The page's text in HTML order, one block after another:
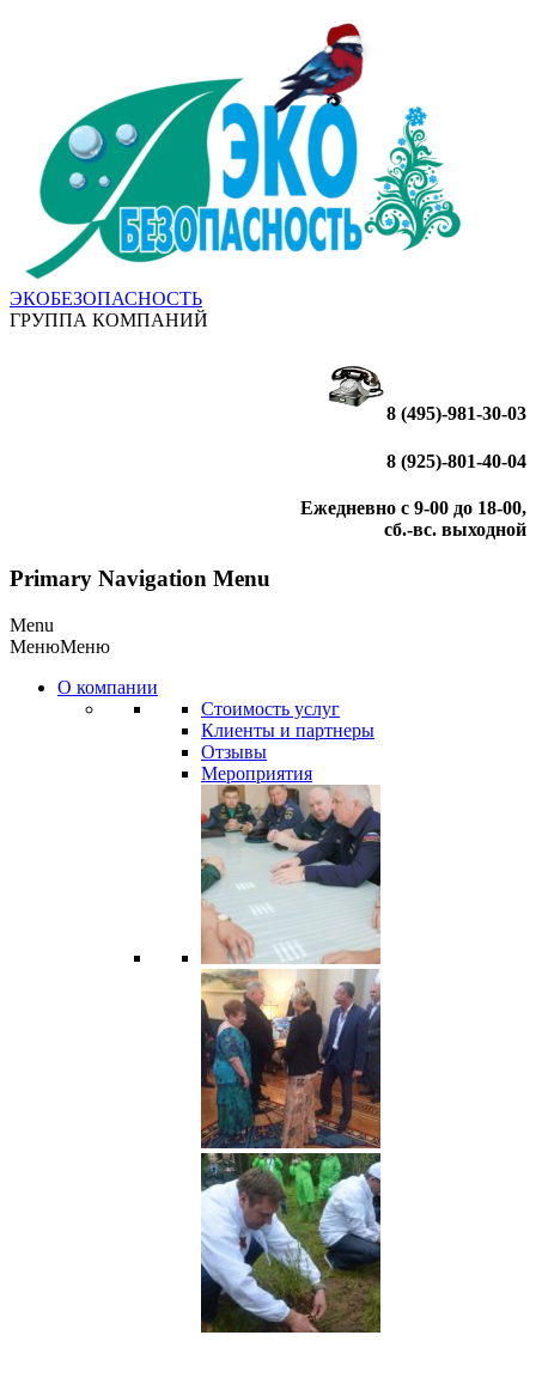
ЭКОБЕЗОПАСНОСТЬ
ГРУППА КОМПАНИЙ
8 (495)-981-30-03
8 (925)-801-40-04
Ежедневно с 9-00 до 18-00,
сб.-вс. выходной
Primary Navigation Menu
Menu
МенюМеню
О компании
Стоимость услуг
Клиенты и партнеры
Отзывы
Мероприятия